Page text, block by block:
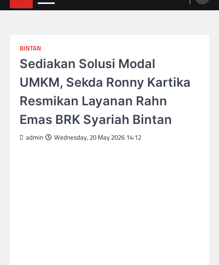
BINTAN
Sediakan Solusi Modal
UMKM, Sekda Ronny Kartika
Resmikan Layanan Rahn
Emas BRK Syariah Bintan
admin Wednesday, 20 May 2026 14:12